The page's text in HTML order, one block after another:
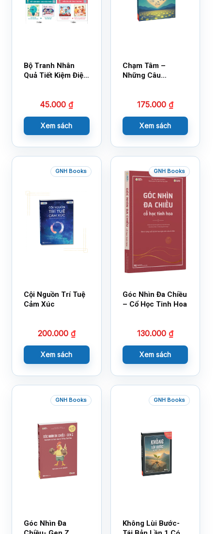
Bộ Tranh Nhân
Quả Tiết Kiệm Điện
45.000₫
Xem sách
Chạm Tâm –
Những Câu
175.000 ₫
Xem sách
GNH Books
Cội Nguồn Trí Tuệ
Cảm Xúc
200.000 ₫
Xem sách
GNH Books
Góc Nhìn Đa Chiều
– Cổ Học Tinh Hoa
130.000 ₫
Xem sách
GNH Books
Góc Nhìn Đa
GNH Books
Không Lùi Bước-